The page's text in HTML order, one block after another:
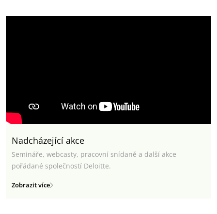
Nadcházející akce
Semináře, webcasty, pracovní snídaně a další akce
pořádané společností Deloitte.
Zobrazit více